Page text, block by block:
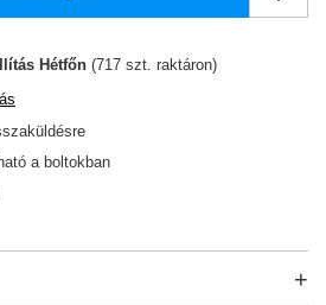
Hétfőn (717 szt. raktáron)
a boltokban